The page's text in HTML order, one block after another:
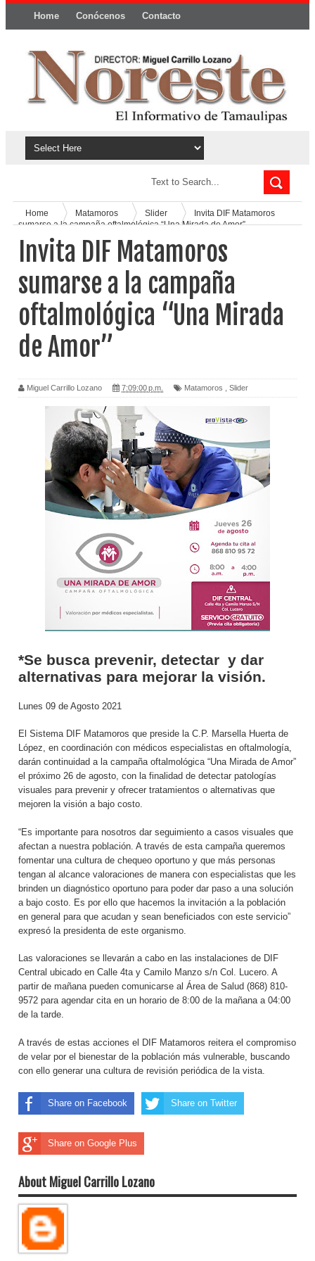
Home Conócenos Contacto
Home Matamoros Slider
Invita DIF Matamoros
sumarse a la campaña oftalmológica “Una Mirada de Amor”
Invita DIF Matamoros
sumarse a la campaña
oftalmológica “Una Mirada
de Amor”
Miguel Carrillo Lozano 7:09:00 p.m. Matamoros Slider
*Se busca prevenir, detectar y dar
alternativas para mejorar la visión.
Lunes 09 de Agosto 2021
El Sistema DIF Matamoros que preside la C.P. Marsella Huerta de
López, en coordinación con médicos especialistas en oftalmología,
darán continuidad a la campaña oftalmológica “Una Mirada de Amor”
el próximo 26 de agosto, con la finalidad de detectar patologías
visuales para prevenir y ofrecer tratamientos o alternativas que
mejoren la visión a bajo costo.
“Es importante para nosotros dar seguimiento a casos visuales que
afectan a nuestra población. A través de esta campaña queremos
fomentar una cultura de chequeo oportuno y que más personas
tengan al alcance valoraciones de manera con especialistas que les
brinden un diagnóstico oportuno para poder dar paso a una solución
a bajo costo. Es por ello que hacemos la invitación a la población
en general para que acudan y sean beneficiados con este servicio”
expresó la presidenta de este organismo.
Las valoraciones se llevarán a cabo en las instalaciones de DIF
Central ubicado en Calle 4ta y Camilo Manzo s/n Col. Lucero. A
partir de mañana pueden comunicarse al Área de Salud (868) 810-
9572 para agendar cita en un horario de 8:00 de la mañana a 04:00
de la tarde.
A través de estas acciones el DIF Matamoros reitera el compromiso
de velar por el bienestar de la población más vulnerable, buscando
con ello generar una cultura de revisión periódica de la vista.
Share on Facebook Share on Twitter
Share on Google Plus
About Miguel Carrillo Lozano